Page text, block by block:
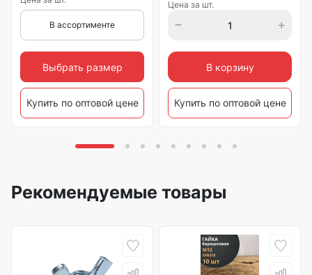
В ассортименте
Выбрать размер
Купить по оптовой цене
Цена за шт.
В корзину
Купить по оптовой цене
Рекомендуемые товары